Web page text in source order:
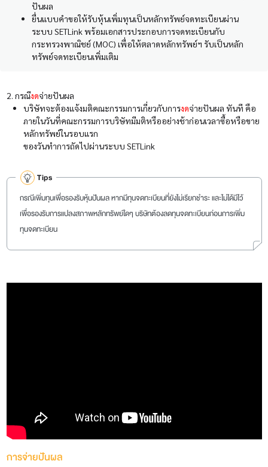
ปันผล
ยื่นแบบคำขอให้รับหุ้นเพิ่มทุนเป็นหลักทรัพย์จดทะเบียนผ่าน
ระบบ SETLink พร้อมเอกสารประกอบการจดทะเบียนกับ
กระทรวงพาณิชย์ (MOC) เพื่อให้ตลาดหลักทรัพย์ฯ รับเป็นหลัก
ทรัพย์จดทะเบียนเพิ่มเติม
2. กรณีงดจ่ายปันผล
บริษัทจะต้องแจ้งมติคณะกรรมการเกี่ยวกับการงดจ่ายปันผล ทันที คือ
ภายในวันที่คณะกรรมการบริษัทมีมติหรืออย่างช้าก่อนเวลาซื้อหรือขาย
หลักทรัพย์ในรอบแรก
ของวันทำการถัดไปผ่านระบบ SETLink
Tips
กรณีเพิ่มทุนเพื่อรองรับหุ้นปันผล หากมีทุนจดทะเบียนที่ยังไม่เรียกชำระ และไม่ได้มีไว้
เพื่อรองรับการแปลงสภาพหลักทรัพย์ใดๆ บริษัทต้องลดทุนจดทะเบียนก่อนการเพิ่ม
ทุนจดทะเบียน
การจ่ายปันผล